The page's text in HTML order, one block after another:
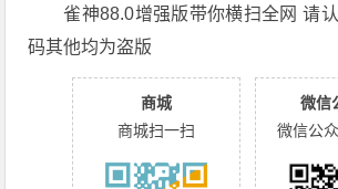
雀神88.0增强版带你横扫全网 请
码其他均为盗版
商城
商城扫一扫
微信
微信公